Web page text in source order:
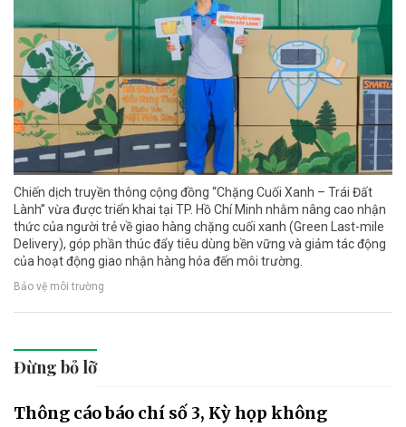
Chiến dịch truyền thông cộng đồng “Chặng Cuối Xanh – Trái Đất
Lành” vừa được triển khai tại TP. Hồ Chí Minh nhằm nâng cao nhận
thức của người trẻ về giao hàng chặng cuối xanh (Green Last-mile
Delivery), góp phần thúc đẩy tiêu dùng bền vững và giảm tác động
của hoạt động giao nhận hàng hóa đến môi trường.
Bảo vệ môi trường
Đừng bỏ lỡ
Thông cáo báo chí số 3, Kỳ họp không